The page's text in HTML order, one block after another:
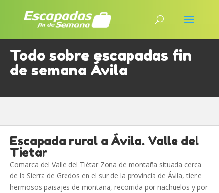
Todo sobre escapadas fin
de semana Ávila
Escapada rural a Ávila. Valle del
Tietar
Comarca del Valle del Tiétar Zona de montaña situada cerca
de la Sierra de Gredos en el sur de la provincia de Ávila, tiene
hermosos paisajes de montaña, recorrida por riachuelos y por